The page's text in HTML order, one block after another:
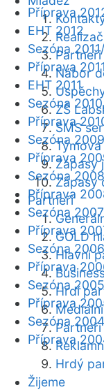
Nábor
ZŠ
SMS
Zápasy
Zápasy
Partneři
GOLD
Hlavní
Hrdí
Hrdý
Žijeme
Příprava
EHT 2012
Sezóna
Příprava
EHT 2011
Sezóna
Příprava
Sezóna
Příprava
Sezóna
Příprava
Sezóna
Příprava
Sezóna
Příprava
Sezóna
Příprava
Sezóna
Příprava